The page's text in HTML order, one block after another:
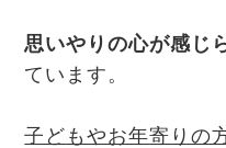
思いやりの心が感じ
ています。
子どもやお年寄りの